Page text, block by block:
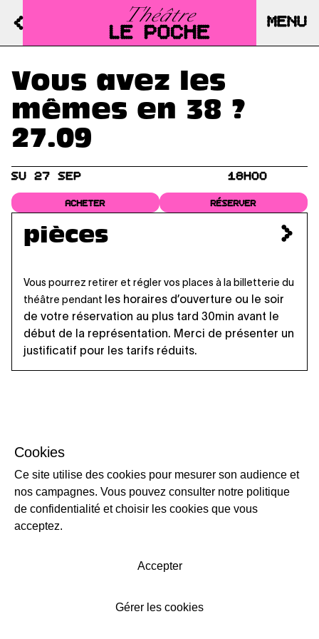
Cookies
Ce site utilise des cookies pour mesurer son audience et
nos campagnes. Vous pouvez consulter notre politique
de confidentialité et choisir les cookies que vous
acceptez.
Accepter
Gérer les cookies
MENU
Vous avez les
mêmes en 38 ?
27.09
pièces
Vous pourrez retirer et régler vos places à la billetterie du
théâtre pendant les horaires d’ouverture ou le soir
de votre réservation au plus tard 30min avant le
début de la représentation. Merci de présenter un
justificatif pour les tarifs réduits.
SU 27 SEP 18H00
ACHETER RÉSERVER